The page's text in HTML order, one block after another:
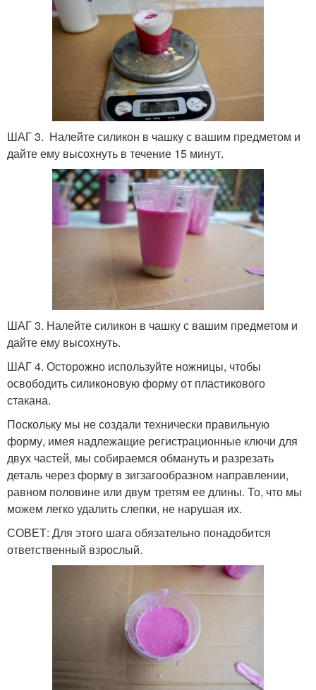
ШАГ 3. Налейте силикон в чашку с вашим предметом и
дайте ему высохнуть в течение 15 минут.
ШАГ 3. Налейте силикон в чашку с вашим предметом и
дайте ему высохнуть.
ШАГ 4. Осторожно используйте ножницы, чтобы
освободить силиконовую форму от пластикового
стакана.
Поскольку мы не создали технически правильную
форму, имея надлежащие регистрационные ключи для
двух частей, мы собираемся обмануть и разрезать
деталь через форму в зигзагообразном направлении,
равном половине или двум третям ее длины. То, что мы
можем легко удалить слепки, не нарушая их.
СОВЕТ: Для этого шага обязательно понадобится
ответственный взрослый.